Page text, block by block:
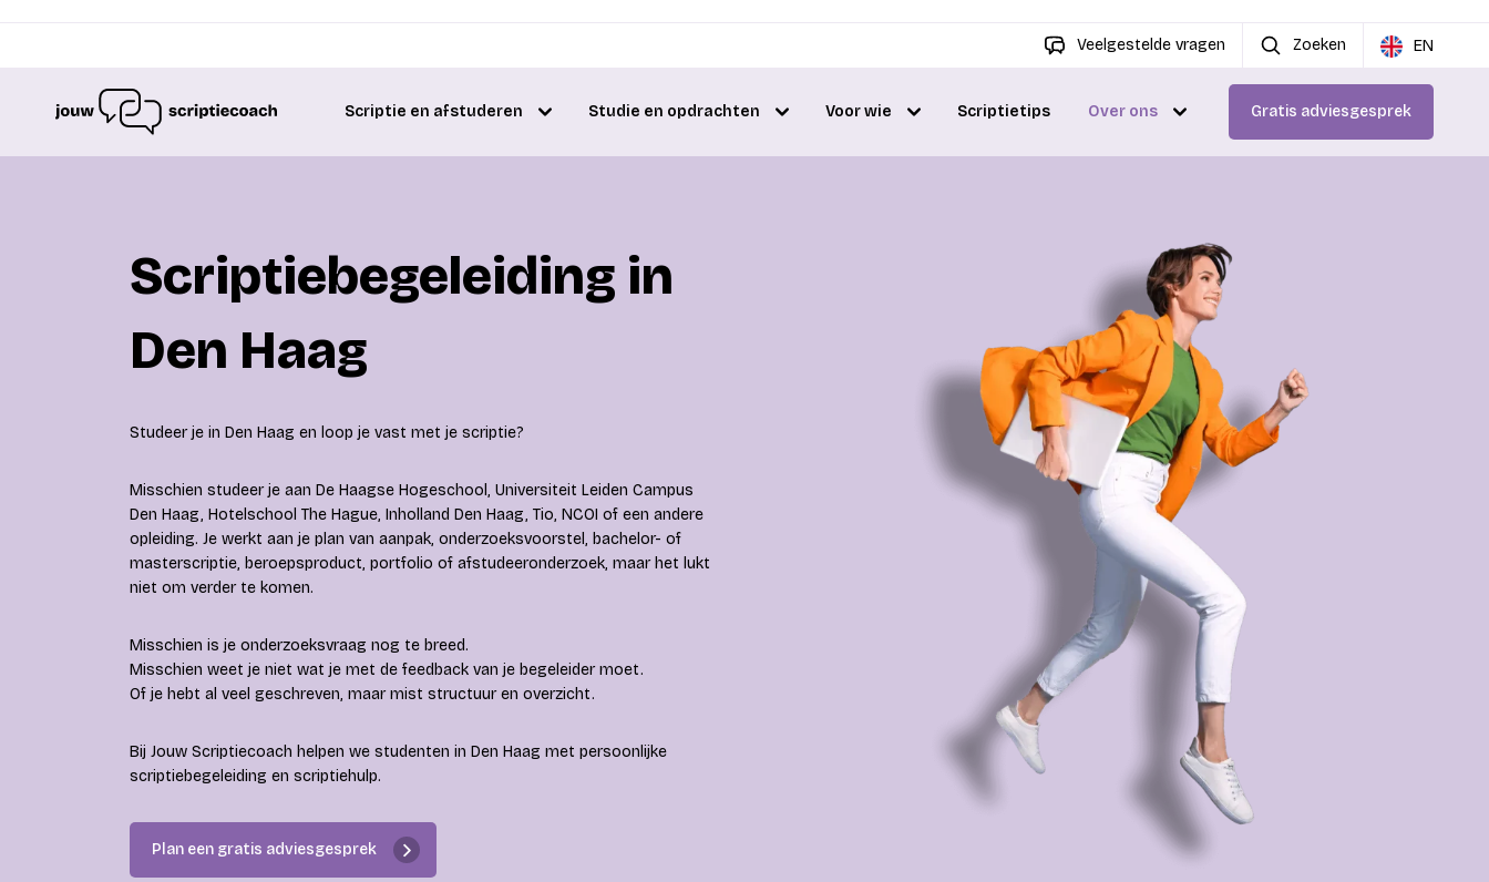
Veelgestelde vragen Zoeken EN
Scriptie en afstuderen Studie en opdrachten Voor wie Scriptietips Over ons Gratis adviesgesprek
Scriptiebegeleiding in
Den Haag
Studeer je in Den Haag en loop je vast met je scriptie?
Misschien studeer je aan De Haagse Hogeschool, Universiteit Leiden Campus
Den Haag, Hotelschool The Hague, Inholland Den Haag, Tio, NCOI of een andere
opleiding. Je werkt aan je plan van aanpak, onderzoeksvoorstel, bachelor- of
masterscriptie, beroepsproduct, portfolio of afstudeeronderzoek, maar het lukt
niet om verder te komen.
Misschien is je onderzoeksvraag nog te breed.
Misschien weet je niet wat je met de feedback van je begeleider moet.
Of je hebt al veel geschreven, maar mist structuur en overzicht.
Bij Jouw Scriptiecoach helpen we studenten in Den Haag met persoonlijke
scriptiebegeleiding en scriptiehulp.
Plan een gratis adviesgesprek